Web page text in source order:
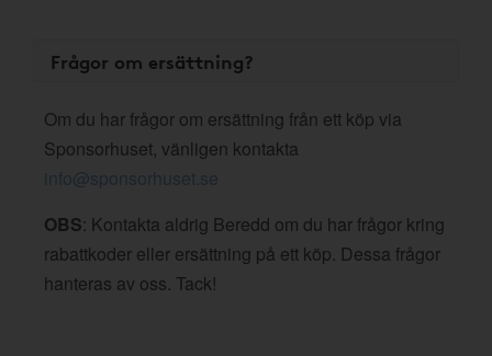
Frågor om ersättning?
Om du har frågor om ersättning från ett köp via
Sponsorhuset, vänligen kontakta
info@sponsorhuset.se
OBS: Kontakta aldrig Beredd om du har frågor kring
rabattkoder eller ersättning på ett köp. Dessa frågor
hanteras av oss. Tack!